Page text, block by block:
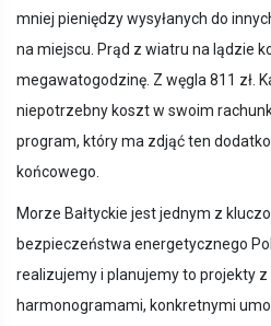
mniej pieniędzy wysyłanych do
na miejscu. Prąd z wiatru na lądzie
megawatogodzinę. Z węgla 811 zł.
niepotrzebny koszt w swoim
program, który ma zdjąć ten
końcowego.
Morze Bałtyckie jest jednym z
bezpieczeństwa energetycznego
realizujemy i planujemy to projekty
harmonogramami, konkretnymi